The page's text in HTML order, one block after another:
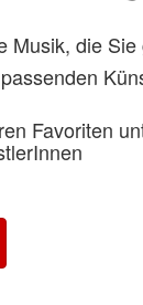
Musik, die
Favoriten